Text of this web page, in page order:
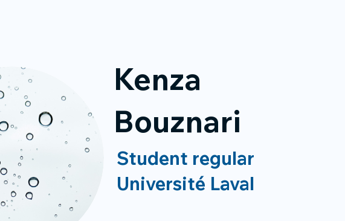
Kenza
Bouznari
Student regular
Université Laval